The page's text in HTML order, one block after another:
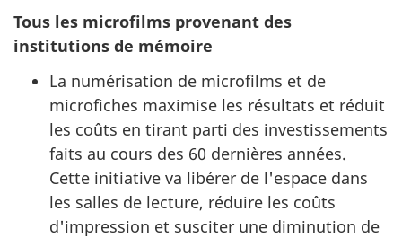
Tous les microfilms provenant des
institutions de mémoire
La numérisation de microfilms et de
microfiches maximise les résultats et réduit
les coûts en tirant parti des investissements
faits au cours des 60 dernières années.
Cette initiative va libérer de l'espace dans
les salles de lecture, réduire les coûts
d'impression et susciter une diminution de